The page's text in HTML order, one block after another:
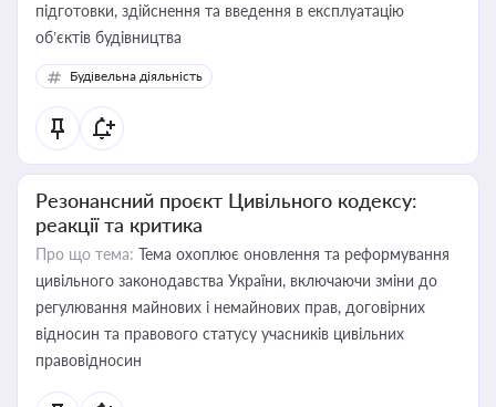
підготовки, здійснення та введення в експлуатацію
об’єктів будівництва
Будівельна діяльність
Резонансний проєкт Цивільного кодексу:
реакції та критика
Про що тема: Тема охоплює оновлення та реформування
цивільного законодавства України, включаючи зміни до
регулювання майнових і немайнових прав, договірних
відносин та правового статусу учасників цивільних
правовідносин